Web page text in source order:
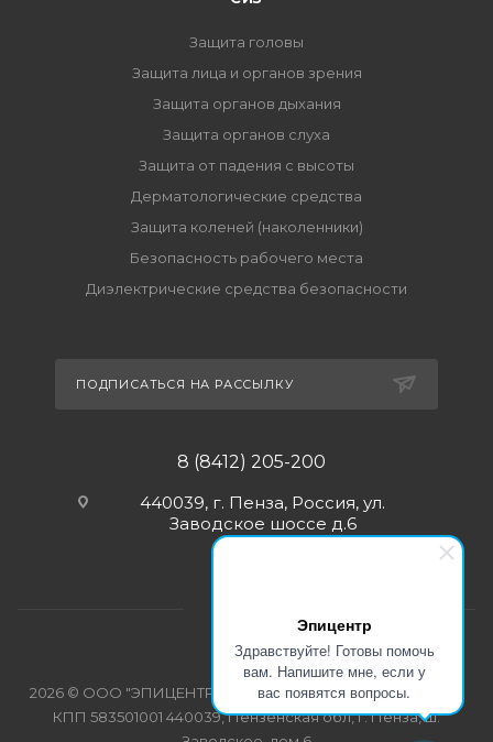
Эпицентр
Здравствуйте! Готовы помочь
вам. Напишите мне, если у
вас появятся вопросы.
Защита головы
Защита лица и органов зрения
Защита органов дыхания
Защита органов слуха
Защита от падения с высоты
Дерматологические средства
Защита коленей (наколенники)
Безопасность рабочего места
Диэлектрические средства безопасности
ПОДПИСАТЬСЯ НА РАССЫЛКУ
8 (8412) 205-200
440039, г. Пенза, Россия, ул.
Заводское шоссе д.6
2026 © ООО "ЭПИЦЕНТР-СПЕЦОДЕЖДА" ИНН 5835103358
КПП 583501001 440039, Пензенская обл, г. Пенза, ш.